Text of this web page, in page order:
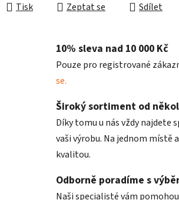
Tisk Zeptat se Sdílet
10% sleva nad 10 000 Kč
Pouze pro registrované
se.
Široký sortiment od
Díky tomu u nás vždy najdete
vaši výrobu. Na jednom místě
kvalitou.
Odborně poradíme s
Naši specialisté vám